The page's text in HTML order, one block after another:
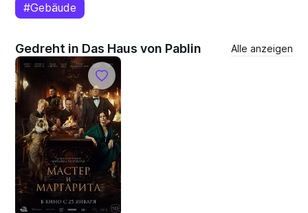
#Gebäude
Gedreht in Das Haus von Pablin Alle anzeigen